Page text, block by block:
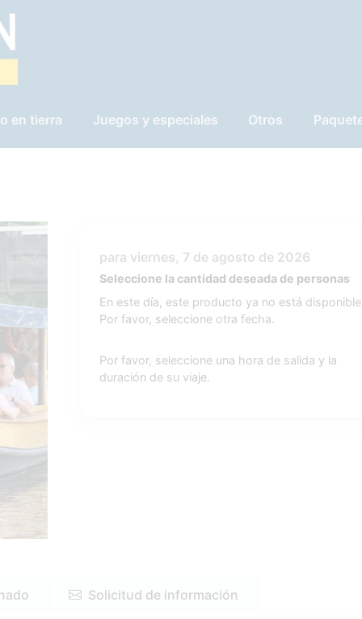
en tierra Juegos y especiales Otros
para viernes, 7 de agosto de 2026
Seleccione la cantidad deseada de personas
En este día, este producto ya no está
Por favor, seleccione otra fecha.
Por favor, seleccione una hora de salida y la
duración de su viaje.
Solicitud de información